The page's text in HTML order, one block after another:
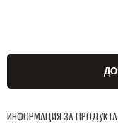
ИНФОРМАЦИЯ ЗА ПРОДУКТА